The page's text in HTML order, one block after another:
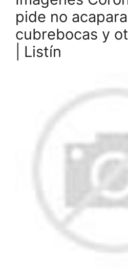
pide no
cubrebocas y
| Listín